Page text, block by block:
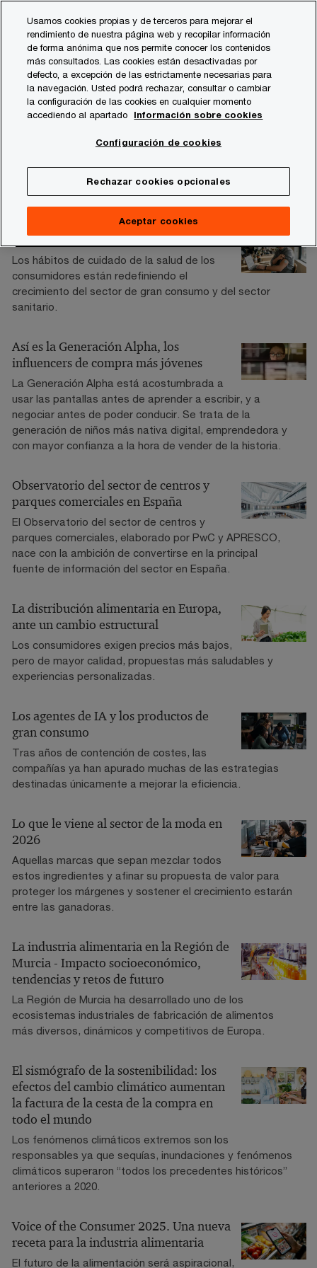
content
footer
Publicaciones
Publicaciones Sector
Retail y Consumo
Voice of the Consumer 2026
Los hábitos de cuidado de la salud de los
consumidores están redefiniendo el
crecimiento del sector de gran consumo y del sector
sanitario.
Así es la Generación Alpha, los
influencers de compra más jóvenes
La Generación Alpha está acostumbrada a
usar las pantallas antes de aprender a escribir, y a
negociar antes de poder conducir. Se trata de la
generación de niños más nativa digital, emprendedora y
con mayor confianza a la hora de vender de la historia.
Observatorio del sector de centros y
parques comerciales en España
El Observatorio del sector de centros y
parques comerciales, elaborado por PwC y APRESCO,
nace con la ambición de convertirse en la principal
fuente de información del sector en España.
La distribución alimentaria en Europa,
ante un cambio estructural
Los consumidores exigen precios más bajos,
pero de mayor calidad, propuestas más saludables y
experiencias personalizadas.
Los agentes de IA y los productos de
gran consumo
Tras años de contención de costes, las
compañías ya han apurado muchas de las estrategias
destinadas únicamente a mejorar la eficiencia.
Lo que le viene al sector de la moda en
2026
Aquellas marcas que sepan mezclar todos
estos ingredientes y afinar su propuesta de valor para
proteger los márgenes y sostener el crecimiento estarán
entre las ganadoras.
La industria alimentaria en la Región de
Murcia - Impacto socioeconómico,
tendencias y retos de futuro
La Región de Murcia ha desarrollado uno de los
ecosistemas industriales de fabricación de alimentos
más diversos, dinámicos y competitivos de Europa.
El sismógrafo de la sostenibilidad: los
efectos del cambio climático aumentan
la factura de la cesta de la compra en
todo el mundo
Los fenómenos climáticos extremos son los
responsables ya que sequías, inundaciones y fenómenos
climáticos superaron “todos los precedentes históricos”
anteriores a 2020.
Voice of the Consumer 2025. Una nueva
receta para la industria alimentaria
El futuro de la alimentación será aspiracional,
Usamos cookies propias y de terceros para mejorar el
rendimiento de nuestra página web y recopilar información
de forma anónima que nos permite conocer los contenidos
más consultados. Las cookies están desactivadas por
defecto, a excepción de las estrictamente necesarias para
la navegación. Usted podrá rechazar, consultar o cambiar
la configuración de las cookies en cualquier momento
accediendo al apartado
Información sobre cookies
Configuración de cookies
Rechazar cookies opcionales
Aceptar cookies